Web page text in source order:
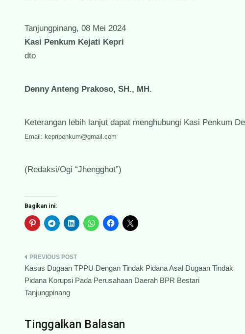
Tanjungpinang, 08 Mei 2024
Kasi Penkum Kejati Kepri
dto
Denny Anteng Prakoso, SH., MH.
Keterangan lebih lanjut dapat menghubungi Kasi Penkum
Email: kepripenkum@gmail.com
(Redaksi/Ogi “Jhengghot”)
Bagikan ini:
Navigasi
pos
Kasus Dugaan TPPU Dengan Tindak Pidana Asal Dugaan Tindak
Pidana Korupsi Pada Perusahaan Daerah BPR Bestari
Tanjungpinang
Tinggalkan Balasan